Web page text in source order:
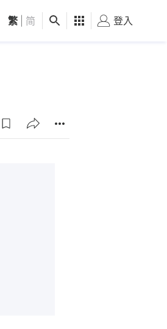
觀點 健康 好食玩飛
繁 简 登入